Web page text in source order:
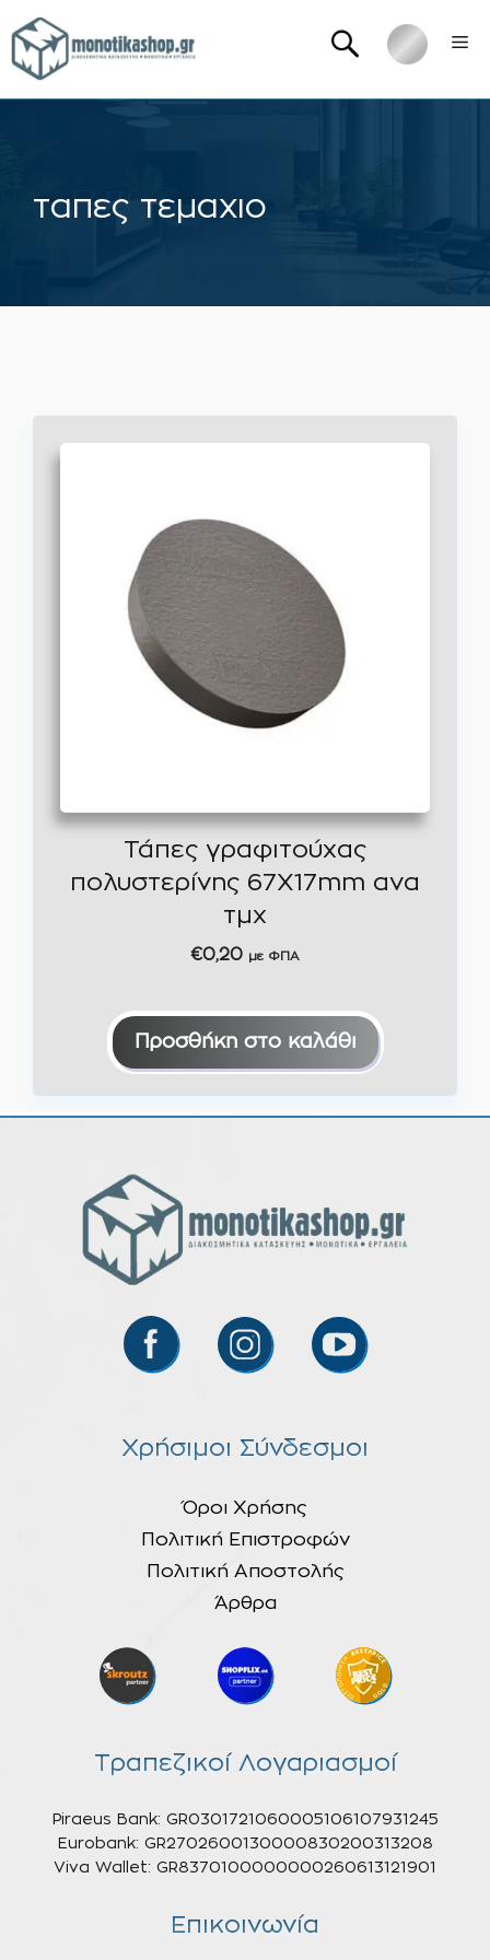
Μετάβαση
σε
περιεχόμενο
ταπες τεμαχιο
Τάπες γραφιτούχας
πολυστερίνης 67X17mm ανα
τμχ
€0,20 με ΦΠΑ
Προσθήκη στο καλάθι
Χρήσιμοι Σύνδεσμοι
Όροι Χρήσης
Πολιτική Επιστροφών
Πολιτική Αποστολής
Άρθρα
Τραπεζικοί Λογαριασμοί
Piraeus Bank: GR0301721060005106107931245
Eurobank: GR2702600130000830200313208
Viva Wallet: GR8370100000000260613121901
Επικοινωνία